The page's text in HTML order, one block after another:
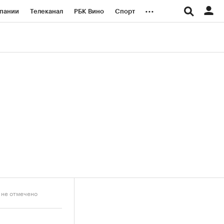
Телеканал РБК Вино Спорт ...
отмечено